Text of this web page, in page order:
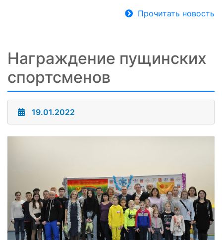
Прочитать новость
Награждение пущинских
спортсменов
19.01.2022